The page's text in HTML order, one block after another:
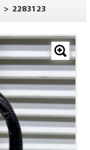
> 2283123